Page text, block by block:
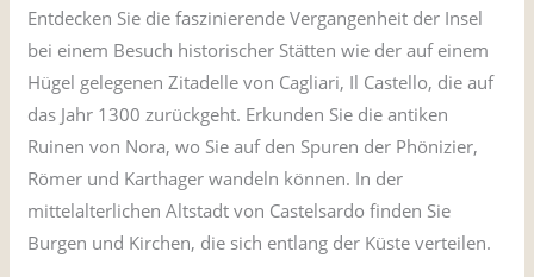
Entdecken Sie die faszinierende Vergangenheit der Insel
bei einem Besuch historischer Stätten wie der auf einem
Hügel gelegenen Zitadelle von Cagliari, Il Castello, die auf
das Jahr 1300 zurückgeht. Erkunden Sie die antiken
Ruinen von Nora, wo Sie auf den Spuren der Phönizier,
Römer und Karthager wandeln können. In der
mittelalterlichen Altstadt von Castelsardo finden Sie
Burgen und Kirchen, die sich entlang der Küste verteilen.